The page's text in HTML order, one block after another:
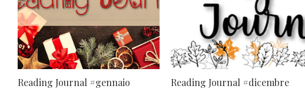
Reading Journal #gennaio Reading Journal #dicembre